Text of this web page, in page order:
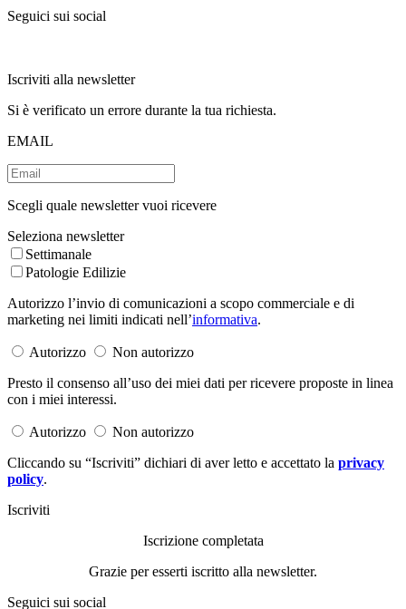
Seguici sui social
Iscriviti alla newsletter
Si è verificato un errore durante la tua richiesta.
EMAIL
Scegli quale newsletter vuoi ricevere
Seleziona newsletter
Settimanale
Patologie Edilizie
Autorizzo l’invio di comunicazioni a scopo commerciale e di
marketing nei limiti indicati nell’informativa.
Autorizzo
Non autorizzo
Presto il consenso all’uso dei miei dati per ricevere proposte in linea
con i miei interessi.
Autorizzo
Non autorizzo
Cliccando su “Iscriviti” dichiari di aver letto e accettato la privacy
policy.
Iscriviti
Iscrizione completata
Grazie per esserti iscritto alla newsletter.
Seguici sui social